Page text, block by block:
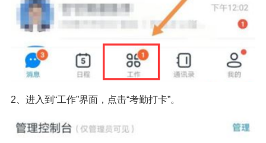
2、进入到“工作”界面，点击“考勤打卡”。